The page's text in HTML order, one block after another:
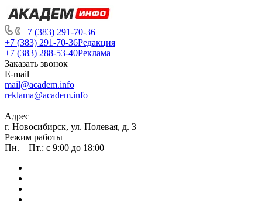
+7 (383) 291-70-36
+7 (383) 291-70-36Редакция
+7 (383) 288-53-40Реклама
Заказать звонок
E-mail
mail@academ.info
reklama@academ.info
Адрес
г. Новосибирск, ул. Полевая, д. 3
Режим работы
Пн. – Пт.: с 9:00 до 18:00